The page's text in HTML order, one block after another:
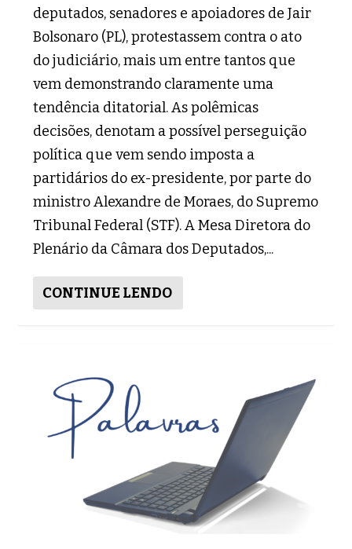
deputados, senadores e apoiadores de Jair
Bolsonaro (PL), protestassem contra o ato
do judiciário, mais um entre tantos que
vem demonstrando claramente uma
tendência ditatorial. As polêmicas
decisões, denotam a possível perseguição
política que vem sendo imposta a
partidários do ex-presidente, por parte do
ministro Alexandre de Moraes, do Supremo
Tribunal Federal (STF). A Mesa Diretora do
Plenário da Câmara dos Deputados,...
CONTINUE LENDO